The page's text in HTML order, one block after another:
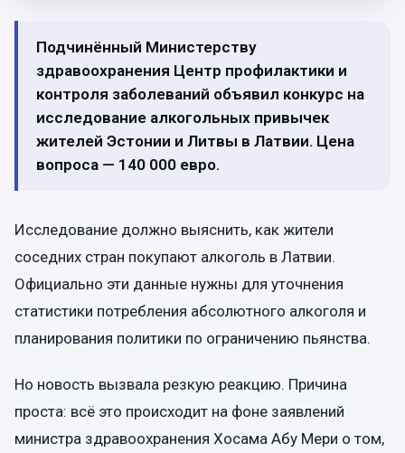
Подчинённый Министерству
здравоохранения Центр профилактики и
контроля заболеваний объявил конкурс на
исследование алкогольных привычек
жителей Эстонии и Литвы в Латвии. Цена
вопроса — 140 000 евро.
Исследование должно выяснить, как жители
соседних стран покупают алкоголь в Латвии.
Официально эти данные нужны для уточнения
статистики потребления абсолютного алкоголя и
планирования политики по ограничению пьянства.
Но новость вызвала резкую реакцию. Причина
проста: всё это происходит на фоне заявлений
министра здравоохранения Хосама Абу Мери о том,